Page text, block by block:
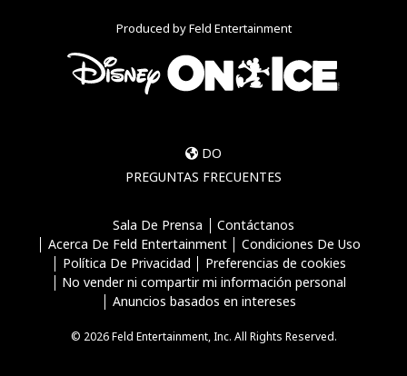
Produced by Feld Entertainment
DO
PREGUNTAS FRECUENTES
Sala De Prensa
Contáctanos
Acerca De Feld Entertainment
Condiciones De Uso
Política De Privacidad
Preferencias de cookies
No vender ni compartir mi información personal
Anuncios basados en intereses
© 2026 Feld Entertainment, Inc. All Rights Reserved.